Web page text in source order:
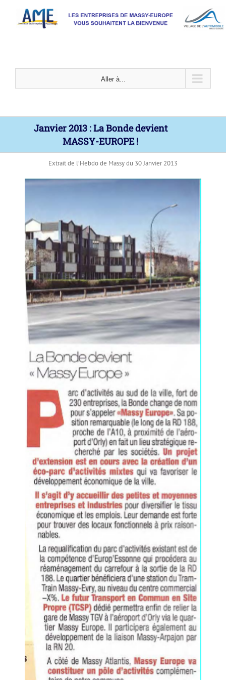
contenu
Aller à...
Janvier 2013 : La Bonde devient
MASSY-EUROPE !
Extrait de l’Hebdo de Massy du 30 Janvier 2013